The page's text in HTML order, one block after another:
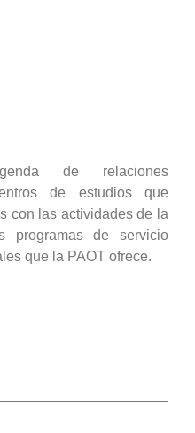
de relaciones
de estudios que
con las actividades de la
programas de servicio
que la PAOT ofrece.